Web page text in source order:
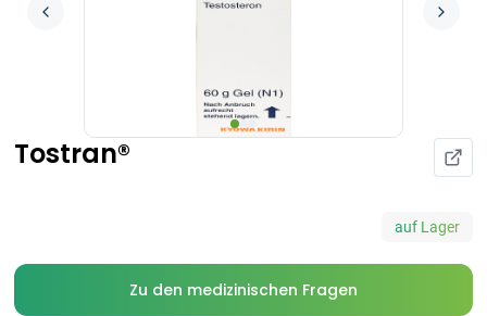
Tostran®
auf Lager
Zu den medizinischen Fragen